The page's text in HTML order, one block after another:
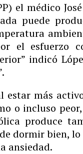
el médico
puede
el esfuerzo
indicó
estar más
o incluso
produce
dormir bien,
ansiedad.